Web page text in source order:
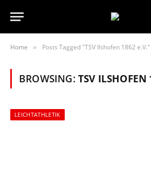
Home » Posts Tagged "TSV Ilshofen 1862 e.V."
BROWSING: TSV ILSHOFEN
LEICHTATHLETIK